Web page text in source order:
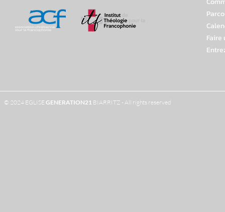
Faire
© 2024 EGLISE GENERATION21 BIARRITZ - All rights reserved